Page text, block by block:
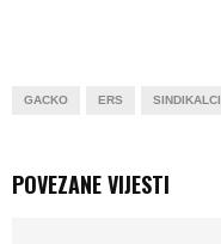
GACKO ERS SINDIKALCI
POVEZANE VIJESTI